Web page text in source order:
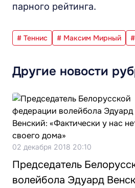
парного рейтинга.
# Теннис # Максим Мирный
Другие новости
02 декабря 2018 20:10
Председатель
волейбола Эдуард